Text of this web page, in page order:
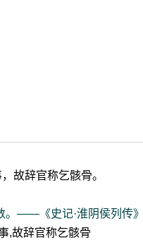
故辞官称乞骸骨。
。——《史记·淮阴侯列传
,故辞官称乞骸骨